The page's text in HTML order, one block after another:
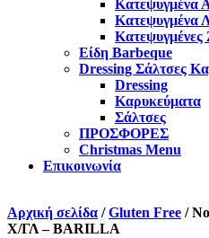
Κατεψυγμένα
Κατεψυγμένα
Κατεψυγμένες
Είδη Barbeque
Dressing Σάλτσες
Dressing
Καρυκεύματα
Σάλτσες
ΠΡΟΣΦΟΡΕΣ
Christmas Menu
Επικοινωνία
Αρχική σελίδα /Gluten Free /
Χ/ΓΛ – BARILLA